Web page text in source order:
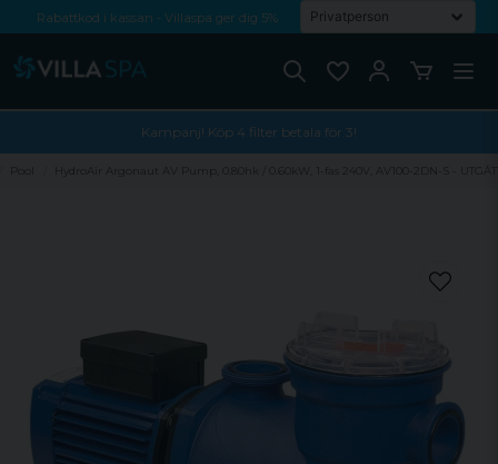
Rabattkod i kassan - Villaspa ger dig 5%
Kampanj! Köp 4 filter betala för 3!
HydroAir Argonaut AV Pump, 0.80hk / 0.60kW, 1-fas 240V, AV100-2DN-S -